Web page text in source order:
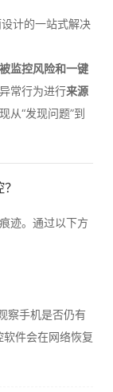
计的一站式解决
监控风险和一键
常行为进行来源
从“发现问题”到
迹。通过以下方
察手机是否仍有
件会在网络恢复